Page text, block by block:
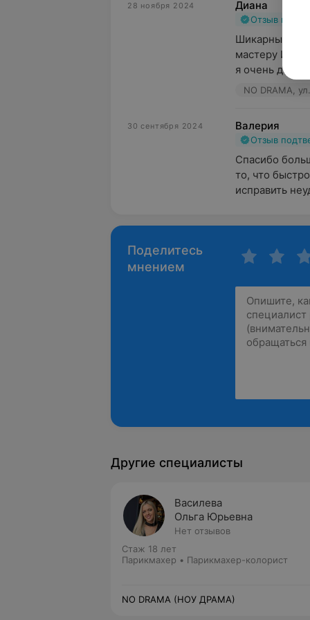
28 ноября 2024 Диана
Отзыв
Шикарный
мастеру
я очень
NO DRAMA,
30 сентября 2024 Валерия
Отзыв
Спасибо
то, что
исправить
Поделитесь
мнением
Другие специалисты
Василева
Ольга Юрьевна
Нет отзывов
Стаж 18 лет
Парикмахер • Парикмахер-колорист
NO DRAMA (НОУ ДРАМА)